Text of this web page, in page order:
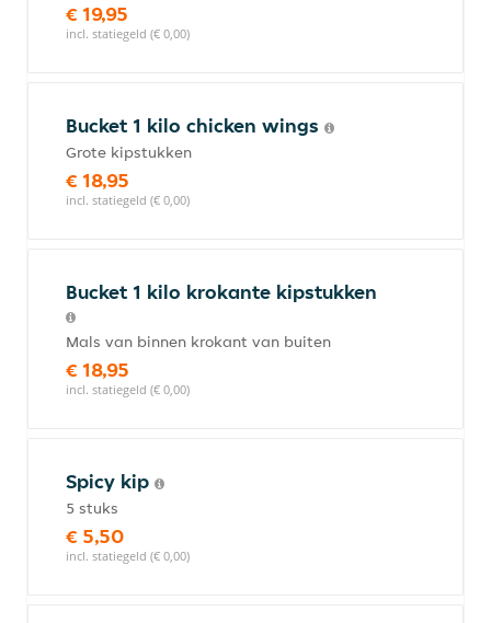
€ 19,95
incl. statiegeld (€ 0,00)
Bucket 1 kilo chicken wings
Grote kipstukken
€ 18,95
incl. statiegeld (€ 0,00)
Bucket 1 kilo krokante kipstukken
Mals van binnen krokant van buiten
€ 18,95
incl. statiegeld (€ 0,00)
Spicy kip
5 stuks
€ 5,50
incl. statiegeld (€ 0,00)